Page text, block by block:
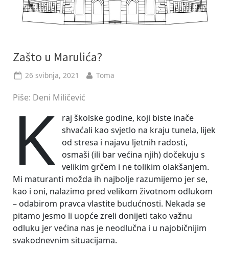
Zašto u Marulića?
Posted
26 svibnja, 2021 By
Toma
Piše: Deni Miličević
K
raj školske godine, koji biste inače
shvaćali kao svjetlo na kraju tunela, lijek
od stresa i najavu ljetnih radosti,
osmaši (ili bar većina njih) dočekuju s
velikim grčem i ne tolikim olakšanjem.
Mi maturanti možda ih najbolje razumijemo jer se,
kao i oni, nalazimo pred velikom životnom odlukom
– odabirom pravca vlastite budućnosti. Nekada se
pitamo jesmo li uopće zreli donijeti tako važnu
odluku jer većina nas je neodlučna i u najobičnijim
svakodnevnim situacijama.